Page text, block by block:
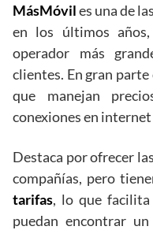
MásMóviles una de
en los últimos
operador más
clientes. En gran
que manejan
conexiones en
Destaca por ofrecer
compañías, pero
tarifas, lo que facilita
puedan encontrar